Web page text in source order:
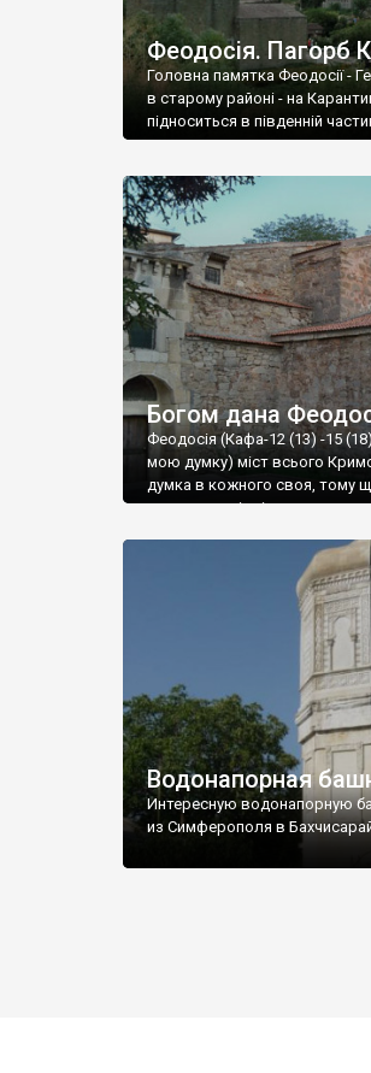
Феодосія. Пагорб
Головна памятка Феодосії -
в старому районі - на
підноситься в південній
Богом дана
Феодосія (Кафа-12 (13) -15
мою думку) міст всього
думка в кожного своя, тому
запрошую відвідати це
Водонапорная
Интересную водонапорную
из Симферополя в